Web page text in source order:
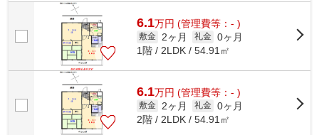
エネ・遮音性高い建物です。収納はシュ...
6.1万円 (管理費等：- )
敷金 2ヶ月 礼金 0ヶ月
1階 / 2LDK / 54.91㎡
6.1万円 (管理費等：- )
敷金 2ヶ月 礼金 0ヶ月
2階 / 2LDK / 54.91㎡